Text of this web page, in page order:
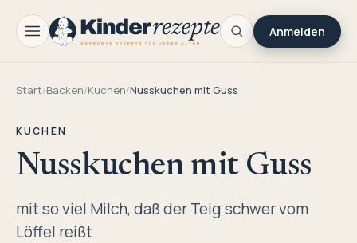
Anmelden
Start/Backen/Kuchen/Nusskuchen mit Guss
KUCHEN
Nusskuchen mit Guss
mit so viel Milch, daß der Teig schwer vom
Löffel reißt